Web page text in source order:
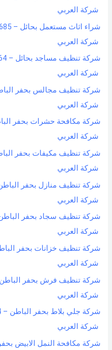
شركة العربي
شركة العربي
شركة العربي
شركة العربي
شركة العربي
شركة العربي
شركة العربي
شركة العربي
شركة العربي
شركة العربي
شركة العربي